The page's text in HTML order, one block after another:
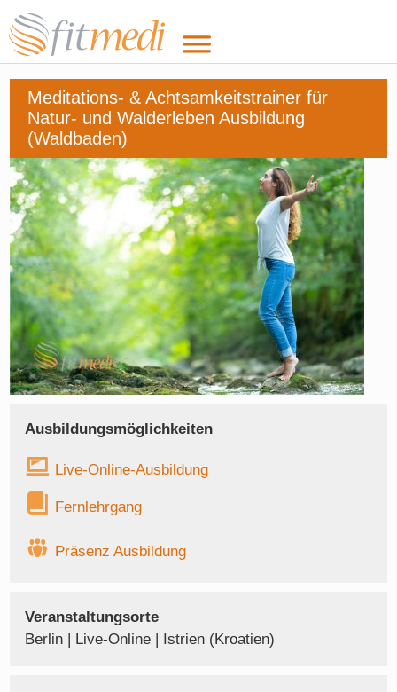
Meditations- & Achtsamkeitstrainer für
Natur- und Walderleben Ausbildung
(Waldbaden)
Ausbildungsmöglichkeiten
Live-Online-Ausbildung
Fernlehrgang
Präsenz Ausbildung
Veranstaltungsorte
Berlin | Live-Online | Istrien (Kroatien)